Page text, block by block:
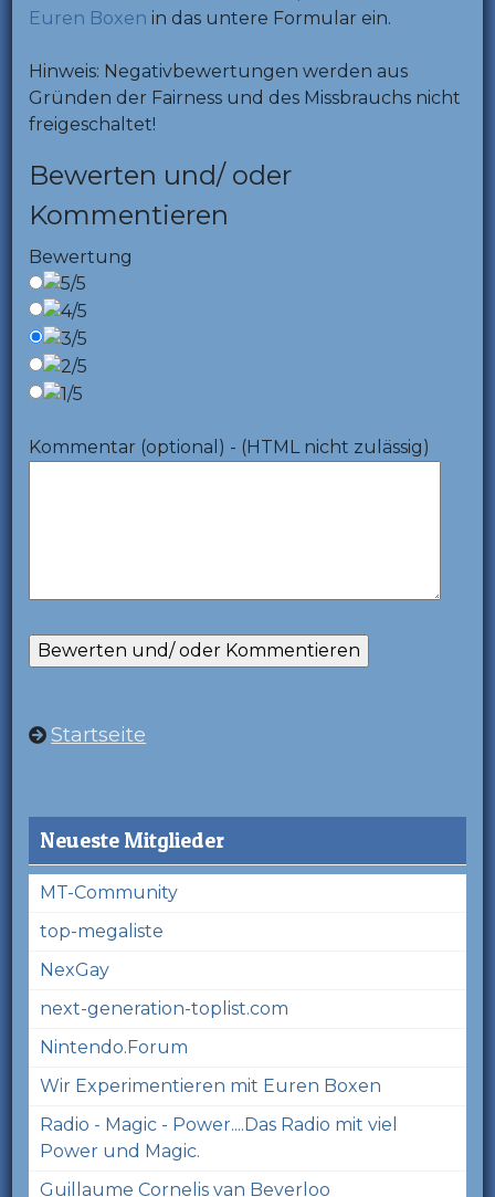
Euren Boxen in das untere Formular ein.
Hinweis: Negativbewertungen werden aus
Gründen der Fairness und des Missbrauchs nicht
freigeschaltet!
Bewerten und/ oder
Kommentieren
Bewertung
Kommentar (optional) - (HTML nicht zulässig)
Startseite
Neueste Mitglieder
MT-Community
top-megaliste
NexGay
next-generation-toplist.com
Nintendo.Forum
Wir Experimentieren mit Euren Boxen
Radio - Magic - Power....Das Radio mit viel
Power und Magic.
Guillaume Cornelis van Beverloo